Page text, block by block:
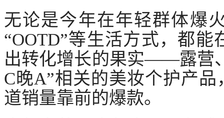
无论是今年在年轻群体爆
“OOTD”等生活方式，都
出转化增长的果实——露营
C晚A”相关的美妆个护产
道销量靠前的爆款。